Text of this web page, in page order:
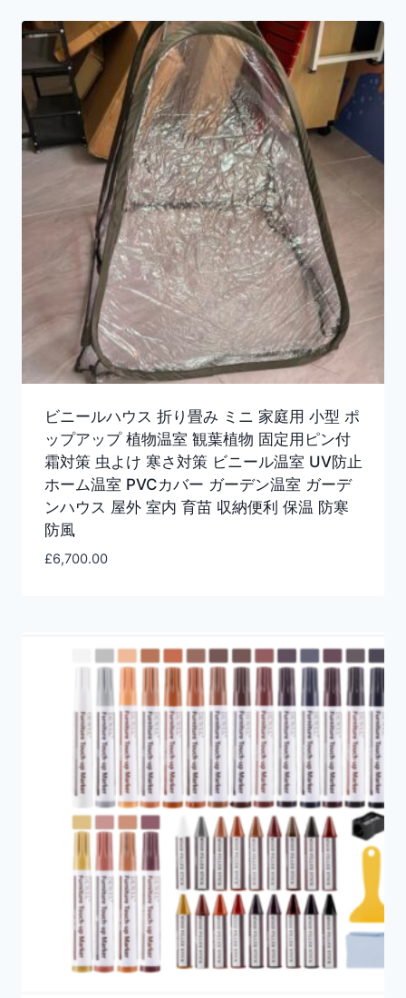
ビニールハウス 折り畳み ミニ 家庭用 小型 ポ
ップアップ 植物温室 観葉植物 固定用ピン付
霜対策 虫よけ 寒さ対策 ビニール温室 UV防止
ホーム温室 PVCカバー ガーデン温室 ガーデ
ンハウス 屋外 室内 育苗 収納便利 保温 防寒
防風
£6,700.00